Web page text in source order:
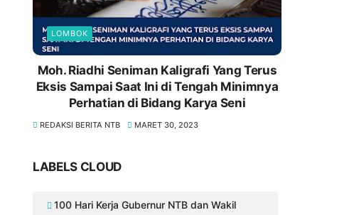
LOMBOK
Moh. Riadhi Seniman Kaligrafi Yang Terus
Eksis Sampai Saat Ini di Tengah Minimnya
Perhatian di Bidang Karya Seni
REDAKSI BERITA NTB MARET 30, 2023
LABELS CLOUD
100 Hari Kerja Gubernur NTB dan Wakil